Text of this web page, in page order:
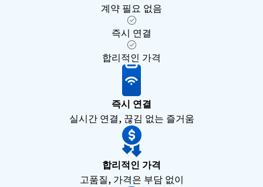
계약 필요 없음
즉시 연결
합리적인 가격
즉시 연결
실시간 연결, 끊김 없는 즐거움
합리적인 가격
고품질, 가격은 부담 없이